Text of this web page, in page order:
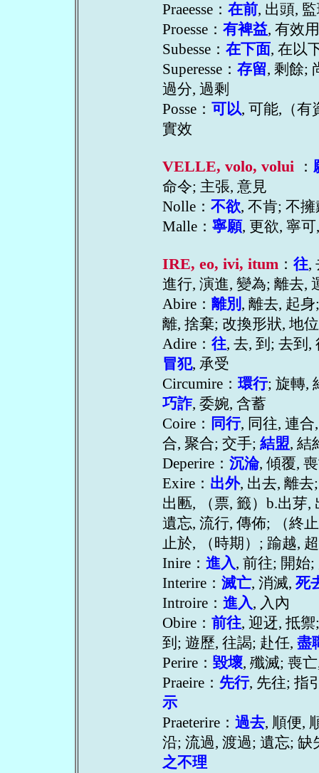
Praeesse： 在前, 出頭,
Proesse： 有裨益, 有效用
Subesse： 在下面, 在以
Superesse： 存留, 剩餘;
過分, 過剩
Posse： 可以, 可能,（有
實效
VELLE, volo, volui ：
命令; 主張, 意見
Nolle： 不欲, 不肯; 不
Malle： 寧願, 更欲, 寧
IRE, eo, ivi, itum： 往,
進行, 演進, 變為; 離去,
Abire： 離別 , 離去, 起
離, 捨棄; 改換形狀, 地
Adire： 往, 去, 到; 去到,
冒犯, 承受
Circumire： 環行; 旋轉,
巧詐, 委婉, 含蓄
Coire： 同行, 同往, 連合
合, 聚合; 交手; 結盟, 結
Deperire： 沉淪, 傾覆,
Exire： 出外, 出去, 離去
出匭, （票, 籤）b.出芽
遺忘, 流行, 傳佈; （終
止於, （時期）; 踰越,
Inire： 進入, 前往; 開始
Interire： 滅亡, 消滅, 死
Introire： 進入, 入內
Obire： 前往, 迎迓, 抵
到; 遊歷, 往謁; 赴任, 盡
Perire： 毀壞, 殲滅; 喪
Praeire： 先行, 先往; 指
示
Praeterire： 過去, 順便,
沿; 流過, 渡過; 遺忘;
之不理